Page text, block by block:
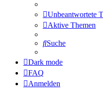
Unbeantwortete
Aktive Themen
Suche
Dark mode
FAQ
Anmelden